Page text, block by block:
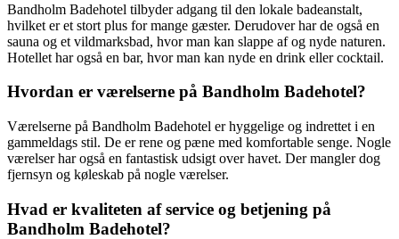
Bandholm Badehotel tilbyder adgang til den lokale badeanstalt,
hvilket er et stort plus for mange gæster. Derudover har de også en
sauna og et vildmarksbad, hvor man kan slappe af og nyde naturen.
Hotellet har også en bar, hvor man kan nyde en drink eller cocktail.
Hvordan er værelserne på Bandholm Badehotel?
Værelserne på Bandholm Badehotel er hyggelige og indrettet i en
gammeldags stil. De er rene og pæne med komfortable senge. Nogle
værelser har også en fantastisk udsigt over havet. Der mangler dog
fjernsyn og køleskab på nogle værelser.
Hvad er kvaliteten af ​​service og betjening på
Bandholm Badehotel?